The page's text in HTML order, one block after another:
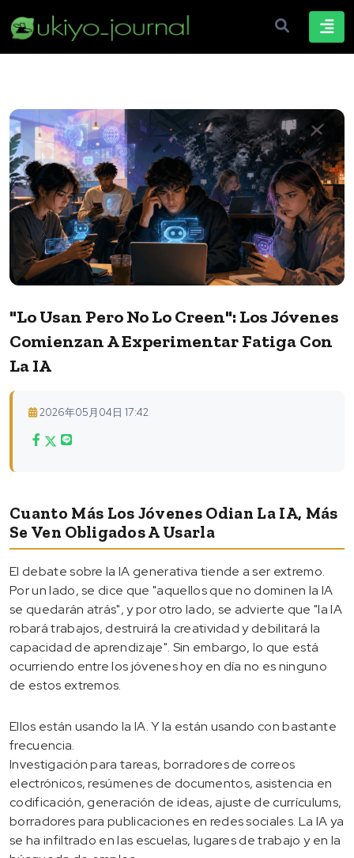
"Lo Usan Pero No Lo Creen": Los Jóvenes
Comienzan A Experimentar Fatiga Con
La IA
2026年05月04日 17:42
Cuanto Más Los Jóvenes Odian La IA, Más
Se Ven Obligados A Usarla
El debate sobre la IA generativa tiende a ser extremo.
Por un lado, se dice que "aquellos que no dominen la IA
se quedarán atrás", y por otro lado, se advierte que "la IA
robará trabajos, destruirá la creatividad y debilitará la
capacidad de aprendizaje". Sin embargo, lo que está
ocurriendo entre los jóvenes hoy en día no es ninguno
de estos extremos.
Ellos están usando la IA. Y la están usando con bastante
frecuencia.
Investigación para tareas, borradores de correos
electrónicos, resúmenes de documentos, asistencia en
codificación, generación de ideas, ajuste de currículums,
borradores para publicaciones en redes sociales. La IA ya
se ha infiltrado en las escuelas, lugares de trabajo y en la